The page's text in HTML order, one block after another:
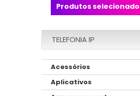
Produtos
TELEFONIA IP
Acessórios
Aplicativos